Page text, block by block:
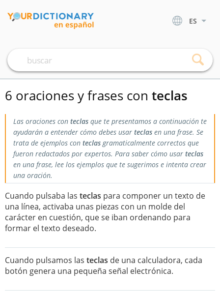
ES
6 oraciones y frases con teclas
Las oraciones con teclas que te presentamos a continuación te
ayudarán a entender cómo debes usar teclas en una frase. Se
trata de ejemplos con teclasgramaticalmente correctos que
fueron redactados por expertos. Para saber cómo usar teclas
en una frase, lee los ejemplos que te sugerimos e intenta crear
una oración.
Cuando pulsaba las teclas para componer un texto de
una línea, activaba unas piezas con un molde del
carácter en cuestión, que se iban ordenando para
formar el texto deseado.
Cuando pulsamos las teclas de una calculadora, cada
botón genera una pequeña señal electrónica.